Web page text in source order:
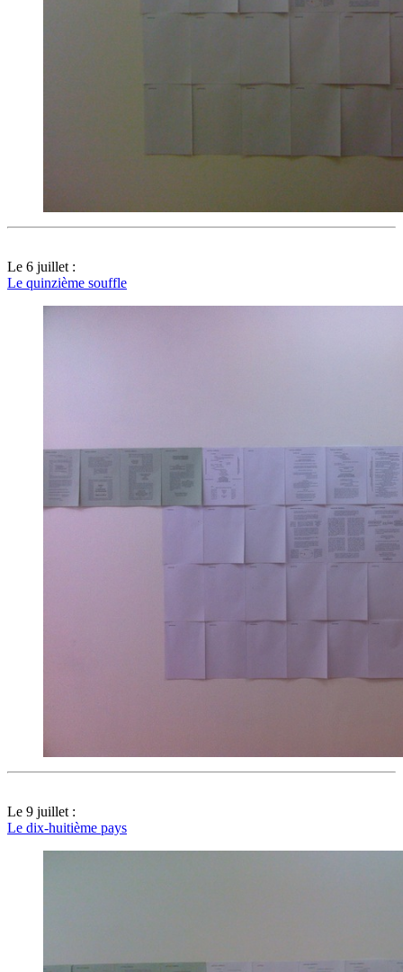
Le 6 juillet :
Le quinzième souffle
Le 9 juillet :
Le dix-huitième pays